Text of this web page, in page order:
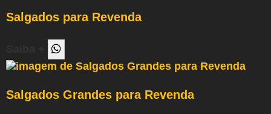
Salgados para Revenda
Salgados Grandes para Revenda